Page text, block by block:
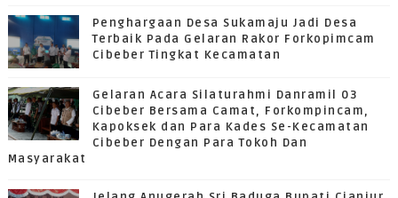
Penghargaan Desa Sukamaju Jadi Desa
Terbaik Pada Gelaran Rakor Forkopimcam
Cibeber Tingkat Kecamatan
Gelaran Acara Silaturahmi Danramil 03
Cibeber Bersama Camat, Forkompincam,
Kapoksek dan Para Kades Se-Kecamatan
Cibeber Dengan Para Tokoh Dan
Masyarakat